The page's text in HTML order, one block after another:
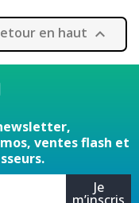
en haut 
ventes flash et
Je